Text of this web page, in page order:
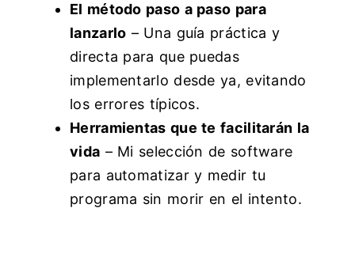
El método paso a paso para
lanzarlo – Una guía práctica y
directa para que puedas
implementarlo desde ya, evitando
los errores típicos.
Herramientas que te facilitarán la
vida – Mi selección de software
para automatizar y medir tu
programa sin morir en el intento.